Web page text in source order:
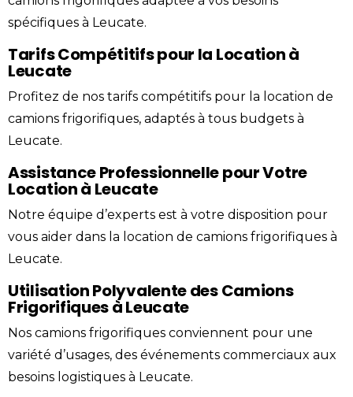
spécifiques à Leucate.
Tarifs Compétitifs pour la Location à
Leucate
Profitez de nos tarifs compétitifs pour la location de
camions frigorifiques, adaptés à tous budgets à
Leucate.
Assistance Professionnelle pour Votre
Location à Leucate
Notre équipe d’experts est à votre disposition pour
vous aider dans la location de camions frigorifiques à
Leucate.
Utilisation Polyvalente des Camions
Frigorifiques à Leucate
Nos camions frigorifiques conviennent pour une
variété d’usages, des événements commerciaux aux
besoins logistiques à Leucate.